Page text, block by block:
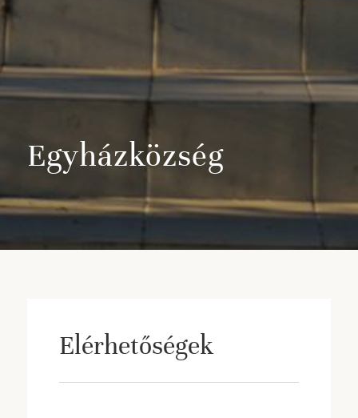
Egyházközség
Elérhetőségek